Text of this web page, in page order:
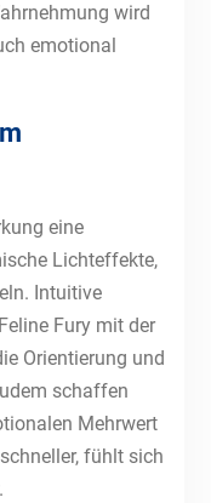
wird
emotional
eine
Lichteffekte,
Intuitive
Fury mit der
Orientierung und
schaffen
Mehrwert
fühlt sich